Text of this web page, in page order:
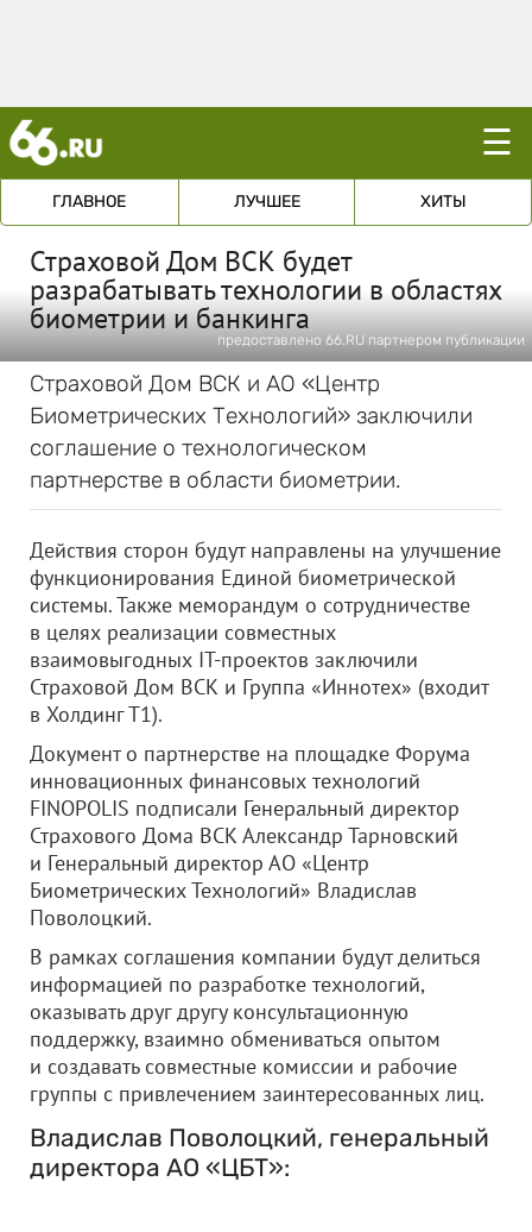
☰
ГЛАВНОЕ ЛУЧШЕЕ ХИТЫ
Страховой Дом ВСК будет
разрабатывать технологии в областях
биометрии и банкинга
предоставлено 66.RU партнером публикации
Страховой Дом ВСК и АО «Центр
Биометрических Технологий» заключили
соглашение о технологическом
партнерстве в области биометрии.
Действия сторон будут направлены на улучшение
функционирования Единой биометрической
системы. Также меморандум о сотрудничестве
в целях реализации совместных
взаимовыгодных IT-проектов заключили
Страховой Дом ВСК и Группа «Иннотех» (входит
в Холдинг Т1).
Документ о партнерстве на площадке Форума
инновационных финансовых технологий
FINOPOLIS подписали Генеральный директор
Страхового Дома ВСК Александр Тарновский
и Генеральный директор АО «Центр
Биометрических Технологий» Владислав
Поволоцкий.
В рамках соглашения компании будут делиться
информацией по разработке технологий,
оказывать друг другу консультационную
поддержку, взаимно обмениваться опытом
и создавать совместные комиссии и рабочие
группы с привлечением заинтересованных лиц.
Владислав Поволоцкий, генеральный
директора АО «ЦБТ»: